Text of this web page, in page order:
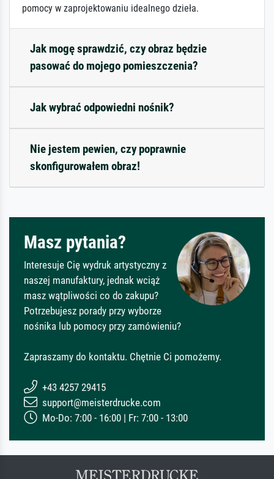
pomocy w zaprojektowaniu idealnego dzieła.
Jak mogę sprawdzić, czy obraz będzie
pasować do mojego pomieszczenia?
Jak wybrać odpowiedni nośnik?
Nie jestem pewien, czy poprawnie
skonfigurowałem obraz!
Masz pytania?
Interesuje Cię wydruk artystyczny z
naszej manufaktury, jednak wciąż
masz wątpliwości co do zakupu?
Potrzebujesz porady przy wyborze
nośnika lub pomocy przy zamówieniu?
Zapraszamy do kontaktu. Chętnie Ci pomożemy.
+43 4257 29415
support@meisterdrucke.com
Mo-Do: 7:00 - 16:00 | Fr: 7:00 - 13:00